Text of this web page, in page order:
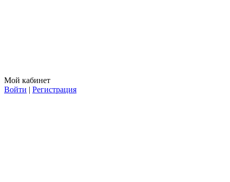
Мой кабинет
Войти | Регистрация